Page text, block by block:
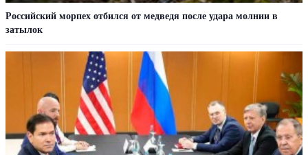
Российский морпех отбился от медведя после удара молнии в
затылок